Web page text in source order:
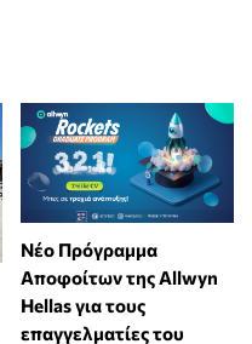
Νέο Πρόγραμμα
Αποφοίτων της Allwyn
Hellas για τους
επαγγελματίες του